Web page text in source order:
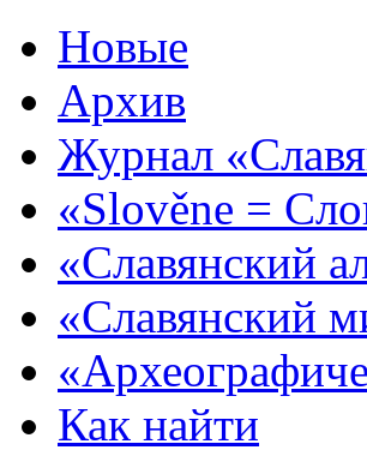
Новые
Архив
Журнал
«Slověne =
«Славянский
«Славянский
Как найти